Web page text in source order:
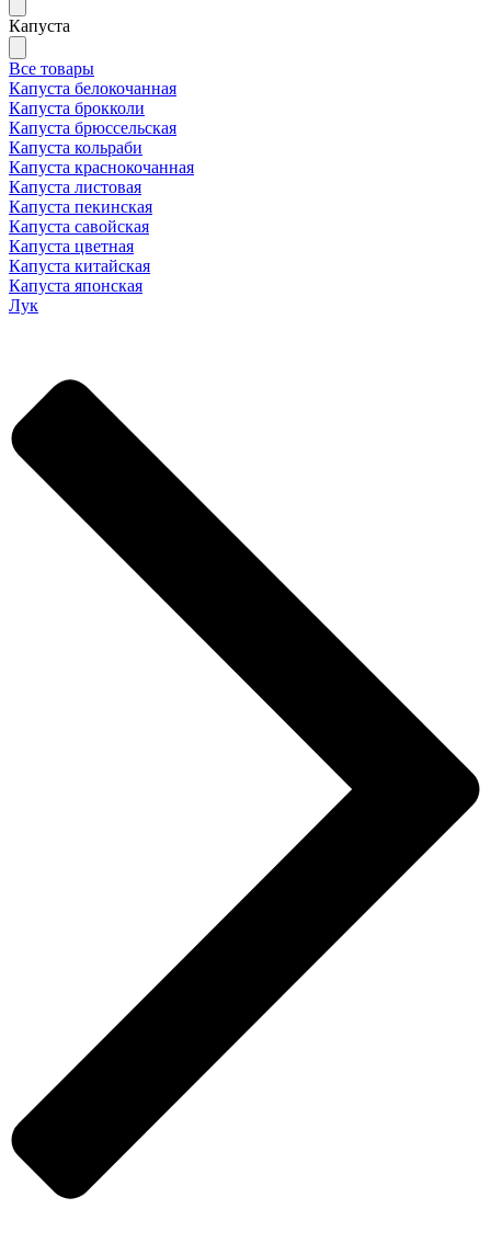
Капуста
Все товары
Капуста белокочанная
Капуста брокколи
Капуста брюссельская
Капуста кольраби
Капуста краснокочанная
Капуста листовая
Капуста пекинская
Капуста савойская
Капуста цветная
Капуста китайская
Капуста японская
Лук